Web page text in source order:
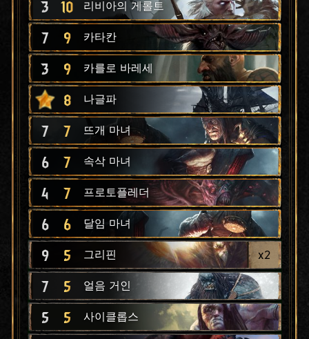
3 10 리비아의 게롤트
7 9 카타칸
3 9 카를로 바레세
8 나글파
7 7 뜨개 마녀
6 7 속삭 마녀
4 7 프로토플레더
6 6 달임 마녀
9 5 그리핀 x2
7 5 얼음 거인
5 5 사이클롭스